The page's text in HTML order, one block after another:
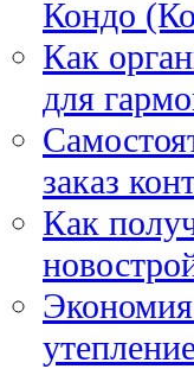
Кондо
Как
для
заказ
Как